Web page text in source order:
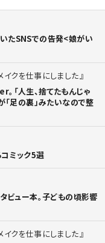
いたSNSでの告発<娘がい
クを仕事にしました
「人生、捨てたもんじゃ
「足の裏」みたいなので整
ミック5選
ビュー本。子どもの頃影響
クを仕事にしました